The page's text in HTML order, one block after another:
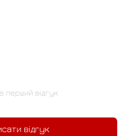
перший відгук
відгук